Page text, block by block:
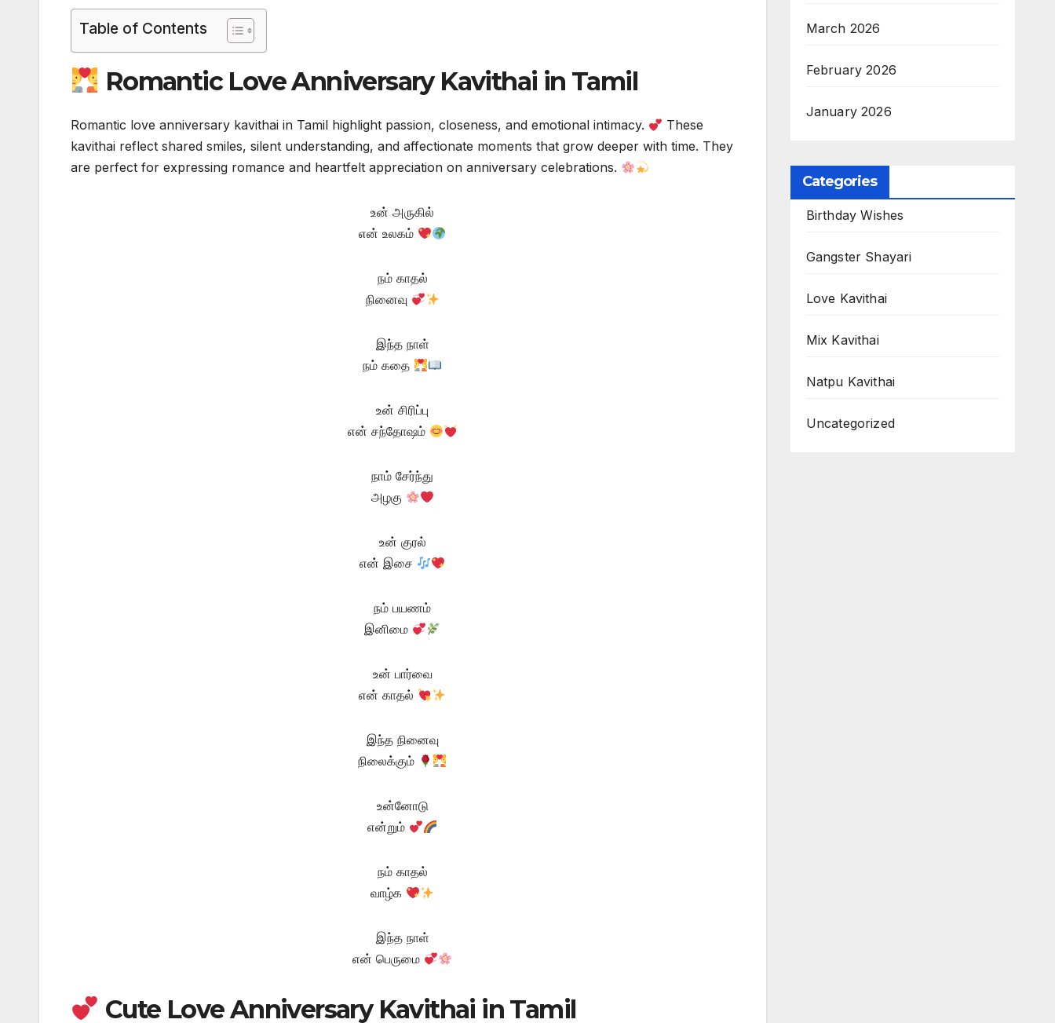
Table of Contents
Romantic Love Anniversary Kavithai in Tamil
Romantic love anniversary kavithai in Tamil highlight passion, closeness, and emotional intimacy.
These
kavithai reflect shared smiles, silent understanding, and affectionate moments that grow deeper with time. They
are perfect for expressing romance and heartfelt appreciation on anniversary celebrations.
உன் அருகில்
என் உலகம்
நம் காதல்
நினைவு
இந்த நாள்
நம் கதை
உன் சிரிப்பு
என் சந்தோஷம்
நாம் சேர்ந்து
அழகு
உன் குரல்
என் இசை
நம் பயணம்
இனிமை
உன் பார்வை
என் காதல்
இந்த நினைவு
நிலைக்கும்
உன்னோடு
என்றும்
நம் காதல்
வாழ்க
இந்த நாள்
என் பெருமை
Cute Love Anniversary Kavithai in Tamil
March 2026
February 2026
January 2026
Categories
Birthday Wishes
Gangster Shayari
Love Kavithai
Mix Kavithai
Natpu Kavithai
Uncategorized